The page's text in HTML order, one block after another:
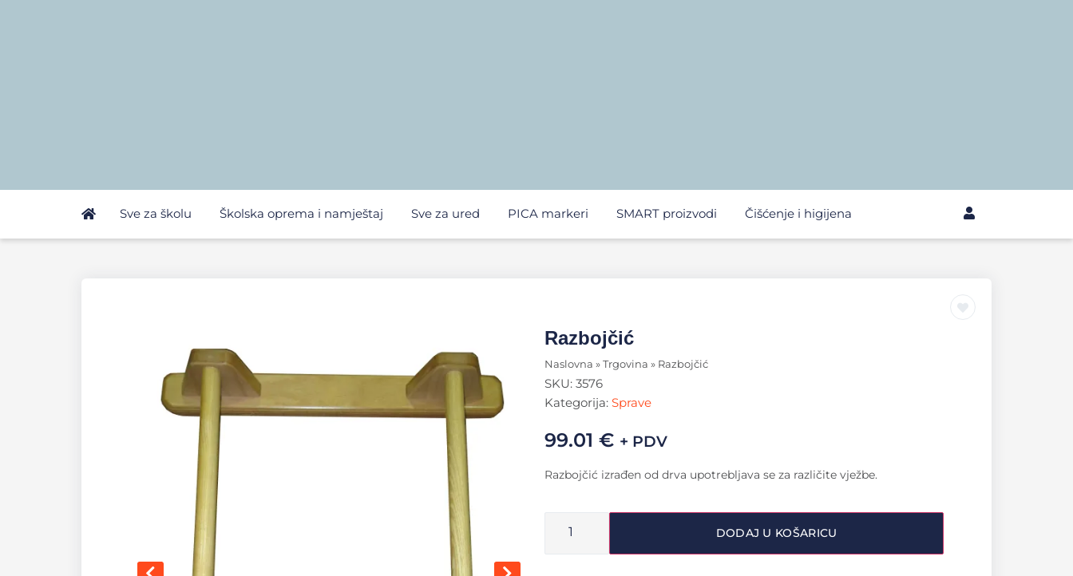
Sve za školu Školska oprema i namještaj Sve za ured PICA markeri SMART proizvodi Čišćenje i higijena
Razbojčić
Naslovna » Trgovina » Razbojčić
SKU: 3576
Kategorija: Sprave
99.01 € + PDV
Razbojčić izrađen od drva upotrebljava se za različite vježbe.
DODAJ U KOŠARICU